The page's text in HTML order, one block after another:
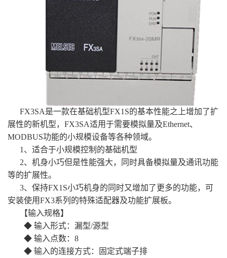
FX3SA是一款在基础机型FX1S的基本性能之上增加了扩
展性的新机型，FX3SA适用于需要模拟量及Ethernet、
MODBUS功能的小规模设备等各种领域。
1、适合于小规模控制的基础机型
2、机身小巧但是性能强大，同时具备模拟量及通讯功能
等的扩展性。
3、保持FX1S小巧机身的同时又增加了更多的功能，可
安装使用FX3系列的特殊适配器及功能扩展板。
【输入规格】
◆ 输入形式：漏型/源型
◆ 输入点数：8
◆ 输入的连接方式：固定式端子排